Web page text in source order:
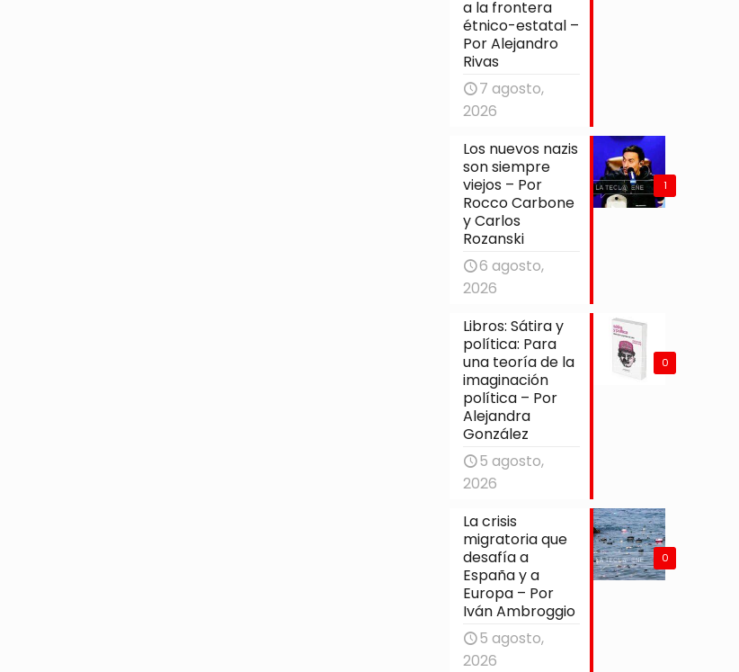
a la frontera
étnico-estatal –
Por Alejandro
Rivas
7 agosto,
2026
1
Los nuevos nazis
son siempre
viejos – Por
Rocco Carbone
y Carlos
Rozanski
6 agosto,
2026
0
Libros: Sátira y
política: Para
una teoría de la
imaginación
política – Por
Alejandra
González
5 agosto,
2026
0
La crisis
migratoria que
desafía a
España y a
Europa – Por
Iván Ambroggio
5 agosto,
2026